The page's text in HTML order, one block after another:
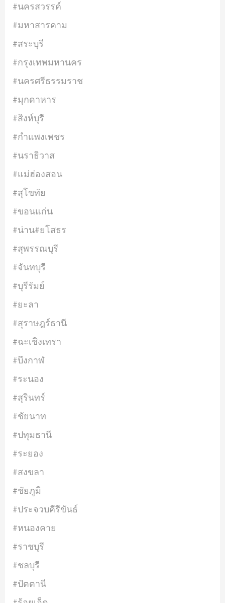
#นครสวรรค์
#มหาสารคาม
#สระบุรี
#กรุงเทพมหานคร
#นครศรีธรรมราช
#มุกดาหาร
#สิงห์บุรี
#กำแพงเพชร
#นราธิวาส
#แม่ฮ่องสอน
#สุโขทัย
#ขอนแก่น
#น่าน#ยโสธร
#สุพรรณบุรี
#จันทบุรี
#บุรีรัมย์
#ยะลา
#สุราษฎร์ธานี
#ฉะเชิงเทรา
#บึงกาฬ
#ระนอง
#สุรินทร์
#ชัยนาท
#ปทุมธานี
#ระยอง
#สงขลา
#ชัยภูมิ
#ประจวบคีรีขันธ์
#หนองคาย
#ราชบุรี
#ชลบุรี
#ปัตตานี